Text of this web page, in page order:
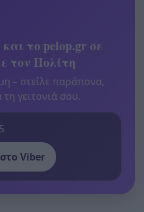
το pelop.gr σε
τον Πολίτη
– στείλε παράπονα,
τη γειτονιά σου.
Viber